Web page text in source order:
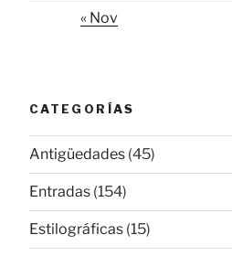
« Nov
CATEGORÍAS
Antigüedades (45)
Entradas (154)
Estilográficas (15)